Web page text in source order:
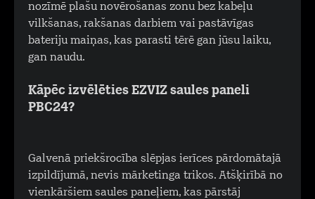
nozīmē plašu novērošanas zonu bez kabeļu
vilkšanas, rakšanas darbiem vai pastāvīgas
bateriju maiņas, kas parasti tērē gan jūsu laiku,
gan naudu.
Kāpēc izvēlēties EZVIZ saules paneli
PBC24?
Galvenā priekšrocība slēpjas ierīces pārdomātajā
izpildījumā, nevis mārketinga trikos. Atšķirībā no
vienkāršiem saules paneļiem, kas pārstāj